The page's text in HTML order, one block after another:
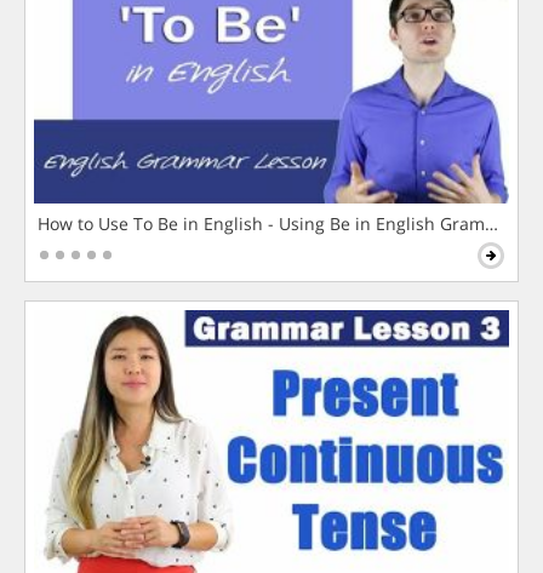
How to Use To Be in English - Using Be in English Grammar